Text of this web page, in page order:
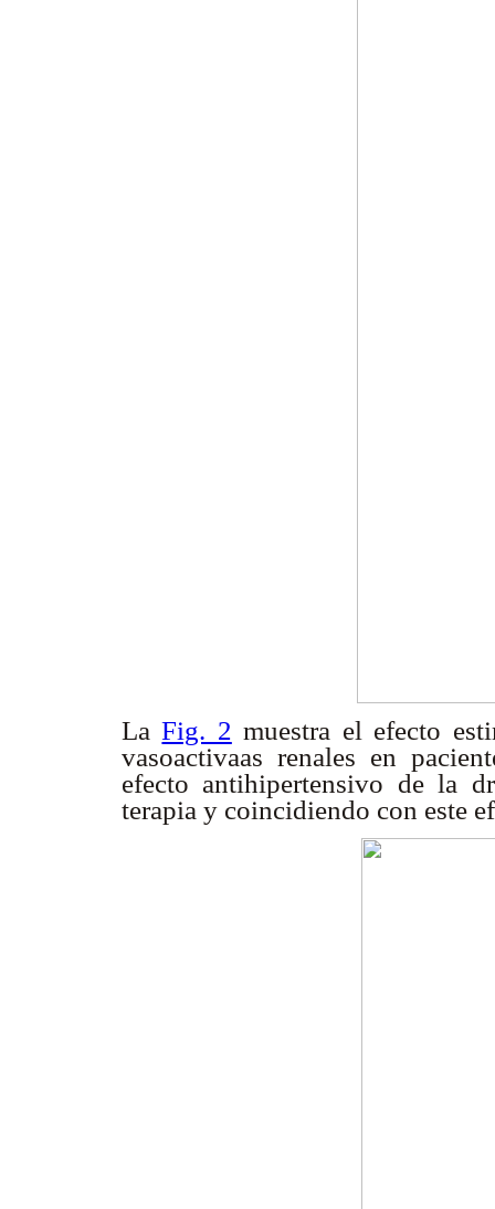
LaFig. 2 muestra el efecto
vasoactivaas renales en
efecto antihipertensivo de la
terapia y coincidiendo con este